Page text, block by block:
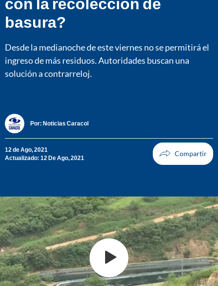
basura?
Desde la medianoche de este viernes no se permitirá el
ingreso de más residuos. Autoridades buscan una
solución a contrarreloj.
Por: Noticias Caracol
12 de Ago, 2021
Actualizado: 12 De Ago, 2021